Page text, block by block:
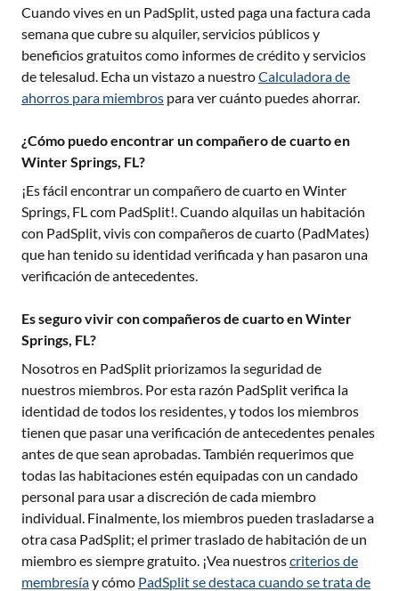
Cuando vives en un PadSplit, usted paga una factura cada
semana que cubre su alquiler, servicios públicos y
beneficios gratuitos como informes de crédito y servicios
de telesalud. Echa un vistazo a nuestroCalculadora de
ahorros para miembros para ver cuánto puedes ahorrar.
¿Cómo puedo encontrar un compañero de cuarto en
Winter Springs, FL?
¡Es fácil encontrar un compañero de cuarto en Winter
Springs, FLcom PadSplit!. Cuando alquilas un habitación
con PadSplit, vivis con compañeros de cuarto (PadMates)
que han tenido su identidad verificada y han pasaron una
verificación de antecedentes.
Es seguro vivir con compañeros de cuarto en Winter
Springs, FL?
Nosotros en PadSplit priorizamos la seguridad de
nuestros miembros. Por esta razón PadSplit verifica la
identidad de todos los residentes, y todos los miembros
tienen que pasar una verificación de antecedentes penales
antes de que sean aprobadas. También requerimos que
todas las habitaciones estén equipadas con un candado
personal para usar a discreción de cada miembro
individual. Finalmente, los miembros pueden trasladarse a
otra casa PadSplit; el primer traslado de habitación de un
miembro es siempre gratuito. ¡Vea nuestroscriterios de
membresíay cómo PadSplit se destaca cuando se trata de